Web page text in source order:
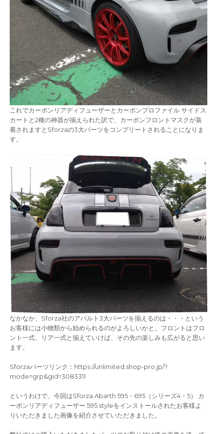
これでカーボンリアディフューザーとカーボンプロファイル サイドス
カートと2種の神器が揃えられた訳で、カーボンフロントマスクが装
着されますとSforzaの3大パーツをコンプリートされることになりま
す。
なかなか、Sforza社のアバルト3大パーツを揃えるのは・・・という
お客様には小物類から始められるのがよろしいかと。フロントはフロ
ント一式、リア一式と揃えていけば、その先の楽しみも広がると思い
ます。
Sforzaパーツリンク：https://unlimited.shop-pro.jp/?
mode=grp&gid=3083311
というわけで、今回はSforza Abarth 595・695（シリーズ4・5） カ
ーボンリアディフューザー 595 styleをインストールされたお客様よ
りいただきました画像を紹介させていただきました。